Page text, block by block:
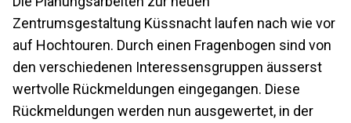
Zentrumsgestaltung Küssnacht laufen nach wie vor
auf Hochtouren. Durch einen Fragenbogen sind von
den verschiedenen Interessensgruppen äusserst
wertvolle Rückmeldungen eingegangen. Diese
Rückmeldungen werden nun ausgewertet, in der